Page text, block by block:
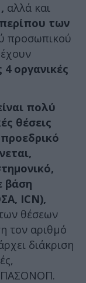
αλλά και
των
προσωπικού
4 οργανικές
πολύ
θέσεις
βάση
ICN),
θέσεων
τον αριθμό
διάκριση
ΠΑΣΟΝΟΠ.